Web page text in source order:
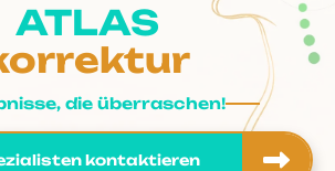
ATLAS
die überraschen!
kontaktieren